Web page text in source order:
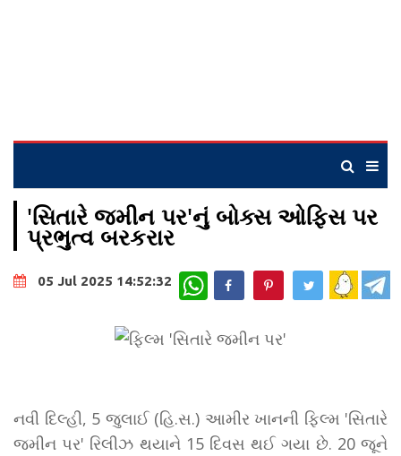
'સિતારે જમીન પર'નું બોક્સ ઓફિસ પર
પ્રભુત્વ બરકરાર
05 Jul 2025 14:52:32 WhatsApp
નવી દિલ્હી, 5 જુલાઈ (હિ.સ.) આમીર ખાનની ફિલ્મ 'સિતારે
જમીન પર' રિલીઝ થયાને 15 દિવસ થઈ ગયા છે. 20 જૂને